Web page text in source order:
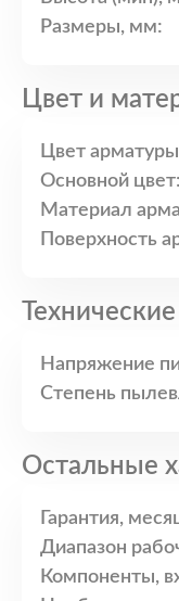
Размеры, мм:
Цвет и
Цвет
Основной цвет:
Материал
Поверхность
Напряжение
Степень
Остальные
Гарантия,
Диапазон
Компоненты,